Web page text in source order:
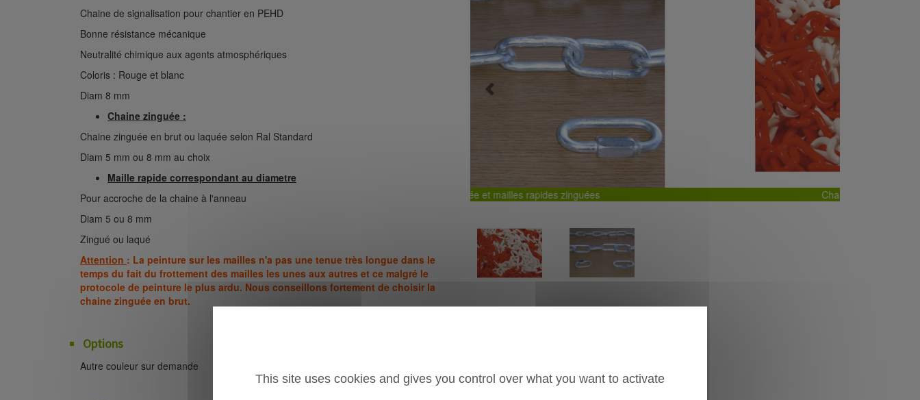
Chaine de signalisation pour chantier en PEHD
Bonne résistance mécanique
Neutralité chimique aux agents atmosphériques
Coloris : Rouge et blanc
Diam 8 mm
Chaine zinguée :
Chaine zinguée en brut ou laquée selon Ral Standard
Diam 5 mm ou 8 mm au choix
Maille rapide correspondant au diametre
Pour accroche de la chaine à l'anneau
Diam 5 ou 8 mm
Zingué ou laqué
Attention : La peinture sur les mailles n'a pas une tenue très longue dans le
temps du fait du frottement des mailles les unes aux autres et ce malgré le
protocole de peinture le plus ardu. Nous conseillons fortement de choisir la
chaine zinguée en brut.
Options
Autre couleur sur demande
Next
This site uses cookies and gives you control over what you want to activate